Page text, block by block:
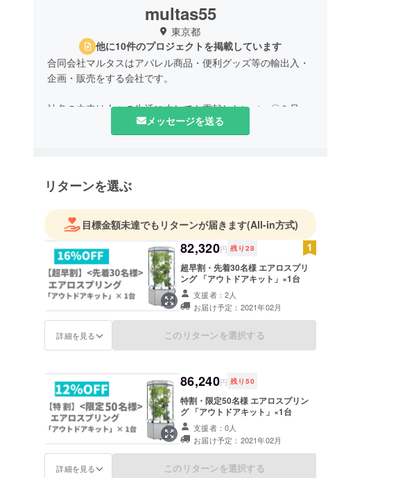
multas55
東京都
他に10件のプロジェクトを掲載しています
合同会社マルタスはアパレル商品・便利グッズ等の輸出入・
企画・販売をする会社です。
社名の由来は人々の生活に少しでも貢献したい（＝〇を足し
たい）という想いで名付けております。
メッセージを送る
リターンを選ぶ
目標金額未達でもリターンが届きます(All-in方式)
82,320円 残り 28
超早割・先着30名様 エアロスプリ
ング 「アウトドアキット」×1台
支援者：2人
お届け予定：2021年02月
詳細を見る このリターンを選択する
86,240円 残り 50
特割・限定50名様 エアロスプリン
グ 「アウトドアキット」×1台
支援者：0人
お届け予定：2021年02月
詳細を見る このリターンを選択する